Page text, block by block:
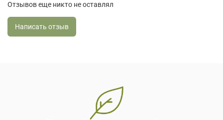
Отзывов еще никто не оставлял
Написать отзыв